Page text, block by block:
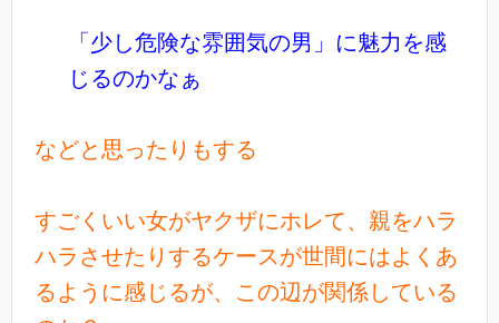
「少し危険な雰囲気の男」に魅力を感
じるのかなぁ
などと思ったりもする
すごくいい女がヤクザにホレて、親をハラ
ハラさせたりするケースが世間にはよくあ
るように感じるが、この辺が関係している